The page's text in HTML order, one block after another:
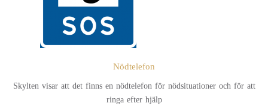
Nödtelefon
Skylten visar att det finns en nödtelefon för nödsituationer och för att
ringa efter hjälp